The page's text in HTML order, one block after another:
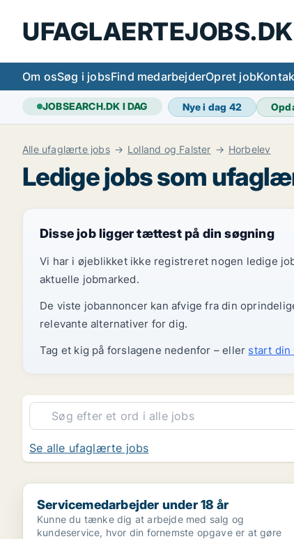
UFAGLAERTEJOBS.DK
Om osSøg i jobsFind medarbejderOpret job
JOBSEARCH.DK I DAG Nye i dag 42
Alle ufaglærte jobs Lolland og Falster Horbelev
Ledige jobs som
Disse job ligger tættest på din søgning
Vi har i øjeblikket ikke registreret nogen ledige
aktuelle jobmarked.
De viste jobannoncer kan afvige fra din
relevante alternativer for dig.
Tag et kig på forslagene nedenfor – eller start din
Se alle ufaglærte jobs
Servicemedarbejder under 18 år
Servicemedarbejder under 18 år
Kunne du tænke dig at arbejde med salg og
kundeservice, hvor din fornemste opgave er at gøre